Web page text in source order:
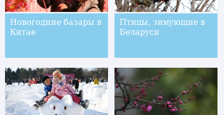
Новогодние базары в
Китае
Птицы, зимующие в
Беларуси